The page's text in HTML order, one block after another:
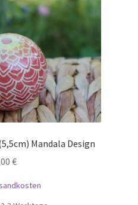
Mandala Design
€